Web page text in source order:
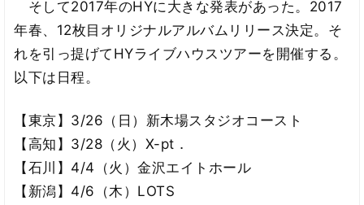
そして2017年のHYに大きな発表があった。2017
年春、12枚目オリジナルアルバムリリース決定。そ
れを引っ提げてHYライブハウスツアーを開催する。
以下は日程。
【東京】3/26（日）新木場スタジオコースト
【高知】3/28（火）X-pt．
【石川】4/4（火）金沢エイトホール
【新潟】4/6（木）LOTS